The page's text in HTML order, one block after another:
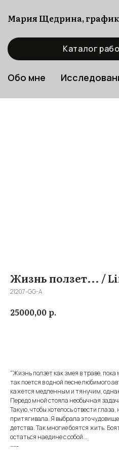
Мария Щедрина, график
Каталог
Обо мне
Жизнь ползет... /
21207-GG-A
25000,00 р.
"Жизнь ползет как змея в траве,
так поется в одной песне любимого
кажется медленным и тянучим,
Передо мной стояла необычная
Такую, чтобы хотелось отвести
притягивала. Я выбрала это
детства. Так многие боятся жить.
остаться наедине с собой...
-----